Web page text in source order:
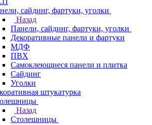
сайдинг, фартуки, уголки
Назад
Панели, сайдинг, фартуки, уголки
Декоративные панели и фартуки
МДФ
ПВХ
Самоклеющиеся панели и плитка
Сайдинг
Уголки
штукатурка
Назад
Столешницы